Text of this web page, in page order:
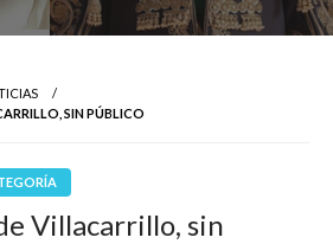
SIN PÚBLICO
Villacarrillo, sin